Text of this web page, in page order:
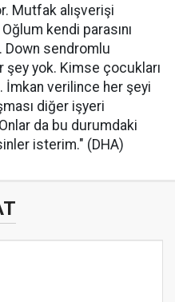
Mutfak alışverişi
kendi parasını
Down sendromlu
şey yok. Kimse çocukları
İmkan verilince her şeyi
diğer işyeri
da bu durumdaki
isterim." (DHA)